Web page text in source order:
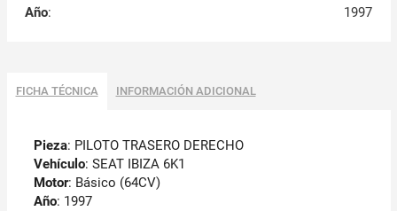
Año: 1997
FICHA TÉCNICA INFORMACIÓN ADICIONAL
Pieza: PILOTO TRASERO DERECHO
Vehículo: SEAT IBIZA 6K1
Motor: Básico (64CV)
Año: 1997